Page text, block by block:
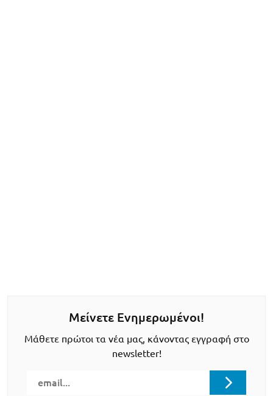
Μείνετε Ενημερωμένοι!
Μάθετε πρώτοι τα νέα μας, κάνοντας εγγραφή στο
newsletter!